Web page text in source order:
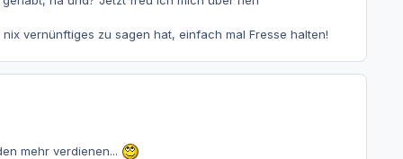
vernünftiges zu sagen hat, einfach mal Fresse halten!
mehr verdienen...